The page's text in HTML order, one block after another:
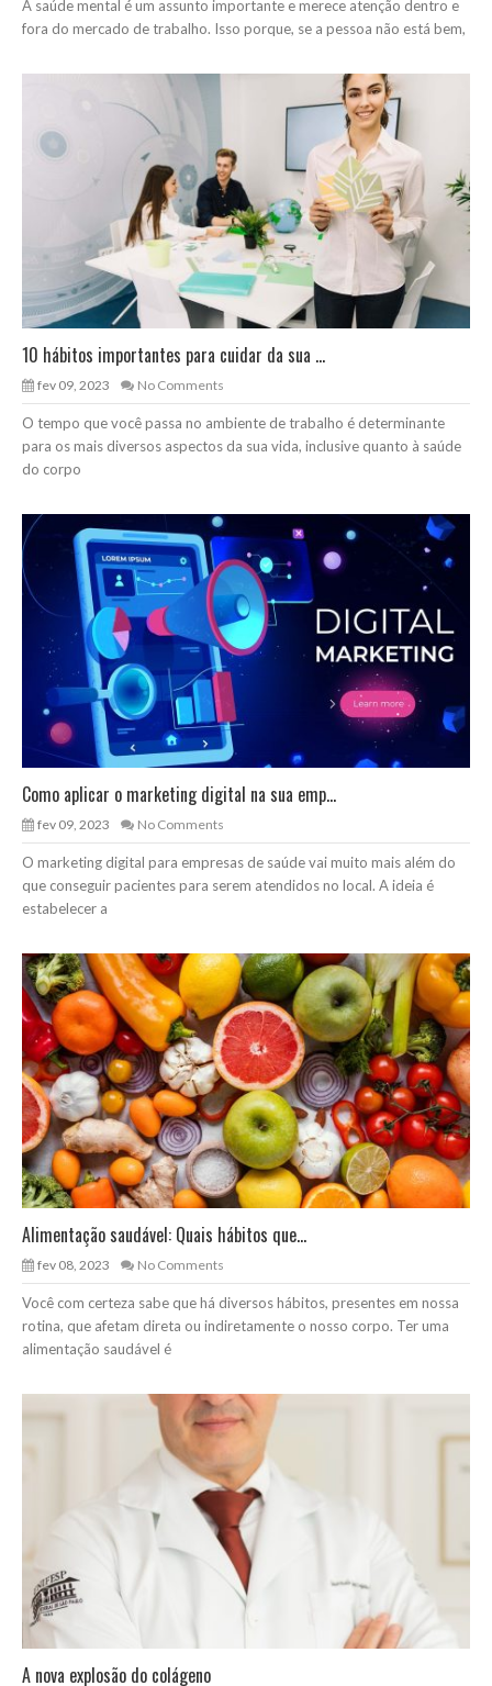
A saúde mental é um assunto importante e merece atenção dentro e
fora do mercado de trabalho. Isso porque, se a pessoa não está bem,
10 hábitos importantes para cuidar da sua ...
fev 09, 2023 No Comments
O tempo que você passa no ambiente de trabalho é determinante
para os mais diversos aspectos da sua vida, inclusive quanto à saúde
do corpo
Como aplicar o marketing digital na sua emp...
fev 09, 2023 No Comments
O marketing digital para empresas de saúde vai muito mais além do
que conseguir pacientes para serem atendidos no local. A ideia é
estabelecer a
Alimentação saudável: Quais hábitos que...
fev 08, 2023 No Comments
Você com certeza sabe que há diversos hábitos, presentes em nossa
rotina, que afetam direta ou indiretamente o nosso corpo. Ter uma
alimentação saudável é
A nova explosão do colágeno